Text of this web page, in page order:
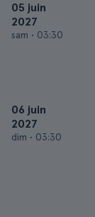
05 juin
2027
sam • 03:30
06 juin
2027
dim • 03:30